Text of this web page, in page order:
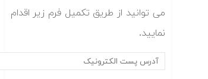
می توانید از طریق تکمیل فرم زیر اقدام
نمایید.